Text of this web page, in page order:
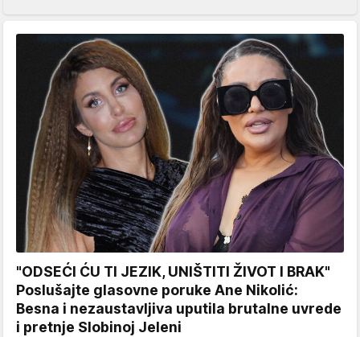
"ODSEĆI ĆU TI JEZIK, UNIŠTITI ŽIVOT I BRAK"
Poslušajte glasovne poruke Ane Nikolić:
Besna i nezaustavljiva uputila brutalne uvrede
i pretnje Slobinoj Jeleni